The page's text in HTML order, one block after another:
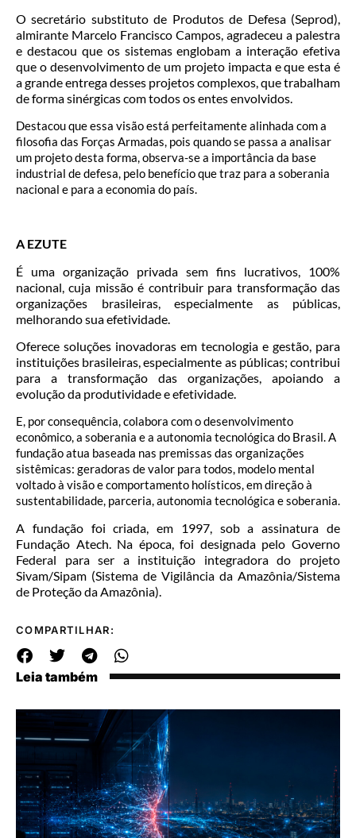
O secretário substituto de Produtos de Defesa (Seprod),
almirante Marcelo Francisco Campos, agradeceu a palestra
e destacou que os sistemas englobam a interação efetiva
que o desenvolvimento de um projeto impacta e que esta é
a grande entrega desses projetos complexos, que trabalham
de forma sinérgicas com todos os entes envolvidos.
Destacou que essa visão está perfeitamente alinhada com a
filosofia das Forças Armadas, pois quando se passa a analisar
um projeto desta forma, observa-se a importância da base
industrial de defesa, pelo benefício que traz para a soberania
nacional e para a economia do país.
A EZUTE
É uma organização privada sem fins lucrativos, 100%
nacional, cuja missão é contribuir para transformação das
organizações brasileiras, especialmente as públicas,
melhorando sua efetividade.
Oferece soluções inovadoras em tecnologia e gestão, para
instituições brasileiras, especialmente as públicas; contribui
para a transformação das organizações, apoiando a
evolução da produtividade e efetividade.
E, por consequência, colabora com o desenvolvimento
econômico, a soberania e a autonomia tecnológica do Brasil. A
fundação atua baseada nas premissas das organizações
sistêmicas: geradoras de valor para todos, modelo mental
voltado à visão e comportamento holísticos, em direção à
sustentabilidade, parceria, autonomia tecnológica e soberania.
A fundação foi criada, em 1997, sob a assinatura de
Fundação Atech. Na época, foi designada pelo Governo
Federal para ser a instituição integradora do projeto
Sivam/Sipam (Sistema de Vigilância da Amazônia/Sistema
de Proteção da Amazônia).
COMPARTILHAR:
Leia também